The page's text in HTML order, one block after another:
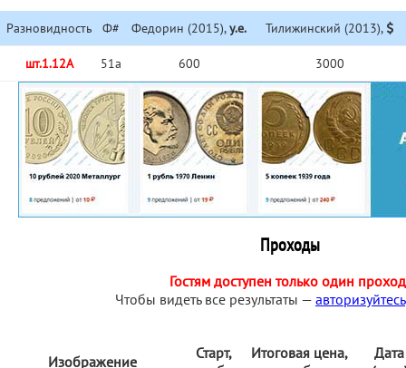
Разновидность Ф# Федорин (2015),у.е. Тилижинский (2013),
шт.1.12А 51a 600 3000
Проходы
Гостям доступен только один
Чтобы видеть все результаты — авторизуйтесь
Изображение
Старт,
Итоговая цена,
Дата